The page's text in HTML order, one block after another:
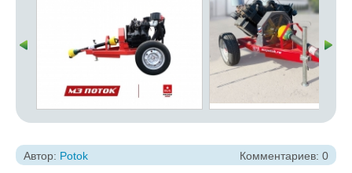
Автор: Potok Комментариев: 0